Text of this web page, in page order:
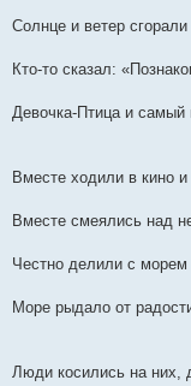
Солнце и ветер
Кто-то сказал:
Девочка-Птица и самый
Вместе ходили в кино
Вместе смеялись над
Честно делили с морем
Море рыдало от
Люди косились на них,